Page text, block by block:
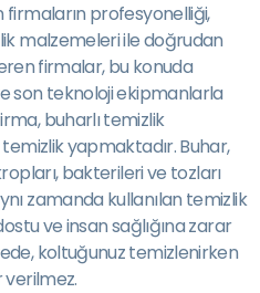
firmaların profesyonelliği,
malzemeleri ile doğrudan
firmalar, bu konuda
son teknoloji ekipmanlarla
buharlı temizlik
yapmaktadır. Buhar,
bakterileri ve tozları
zamanda kullanılan temizlik
ve insan sağlığına zarar
koltuğunuz temizlenirken
verilmez.